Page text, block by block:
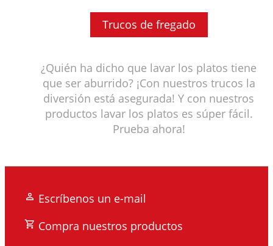
Trucos de fregado
¿Quién ha dicho que lavar los platos tiene
que ser aburrido? ¡Con nuestros trucos la
diversión está asegurada! Y con nuestros
productos lavar los platos es súper fácil.
Prueba ahora!
Escríbenos un e-mail
Compra nuestros productos